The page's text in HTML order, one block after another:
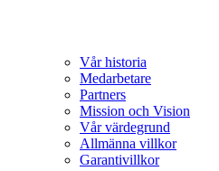
Vår historia
Medarbetare
Partners
Mission och Vision
Vår värdegrund
Allmänna villkor
Garantivillkor